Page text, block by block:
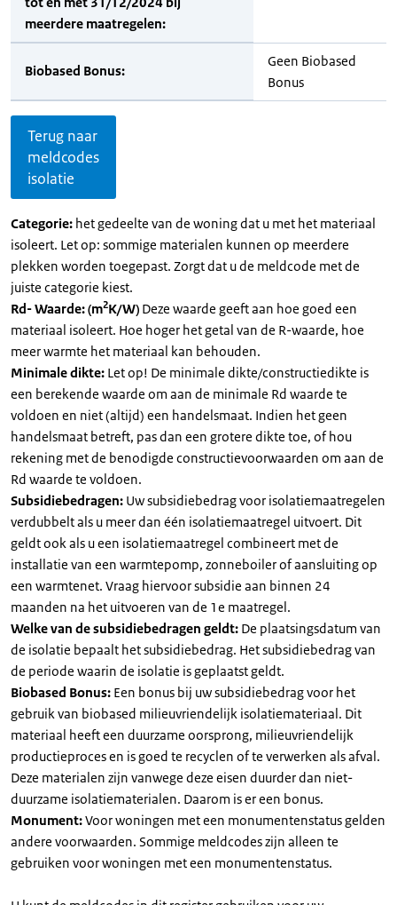
meerdere maatregelen:
Biobased Bonus:
Geen Biobased
Bonus
Terug naar
meldcodes
isolatie
Categorie: het gedeelte van de woning dat u met het materiaal
isoleert. Let op: sommige materialen kunnen op meerdere
plekken worden toegepast. Zorgt dat u de meldcode met de
juiste categorie kiest.
Rd- Waarde: (m2K/W) Deze waarde geeft aan hoe goed een
materiaal isoleert. Hoe hoger het getal van de R-waarde, hoe
meer warmte het materiaal kan behouden.
Minimale dikte: Let op! De minimale dikte/constructiedikte is
een berekende waarde om aan de minimale Rd waarde te
voldoen en niet (altijd) een handelsmaat. Indien het geen
handelsmaat betreft, pas dan een grotere dikte toe, of hou
rekening met de benodigde constructievoorwaarden om aan de
Rd waarde te voldoen.
Subsidiebedragen: Uw subsidiebedrag voor isolatiemaatregelen
verdubbelt als u meer dan één isolatiemaatregel uitvoert. Dit
geldt ook als u een isolatiemaatregel combineert met de
installatie van een warmtepomp, zonneboiler of aansluiting op
een warmtenet. Vraag hiervoor subsidie aan binnen 24
maanden na het uitvoeren van de 1e maatregel.
Welke van de subsidiebedragen geldt: De plaatsingsdatum van
de isolatie bepaalt het subsidiebedrag. Het subsidiebedrag van
de periode waarin de isolatie is geplaatst geldt.
Biobased Bonus: Een bonus bij uw subsidiebedrag voor het
gebruik van biobased milieuvriendelijk isolatiemateriaal. Dit
materiaal heeft een duurzame oorsprong, milieuvriendelijk
productieproces en is goed te recyclen of te verwerken als afval.
Deze materialen zijn vanwege deze eisen duurder dan niet-
duurzame isolatiematerialen. Daarom is er een bonus.
Monument:Voor woningen met een monumentenstatus gelden
andere voorwaarden. Sommige meldcodes zijn alleen te
gebruiken voor woningen met een monumentenstatus.